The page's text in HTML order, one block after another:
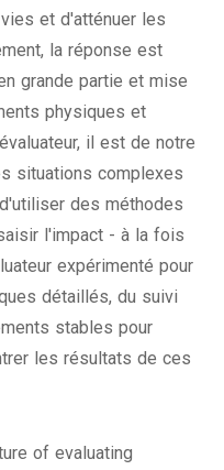
et d'atténuer les
la réponse est
grande partie et mise
physiques et
il est de notre
situations complexes
des méthodes
l'impact - à la fois
expérimenté pour
détaillés, du suivi
stables pour
les résultats de ces
of evaluating